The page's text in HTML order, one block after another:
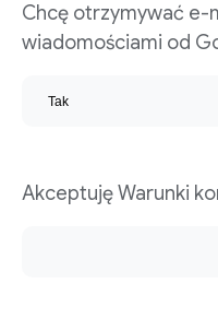
Chcę otrzymywać e-
wiadomościami od
Akceptuję Warunki